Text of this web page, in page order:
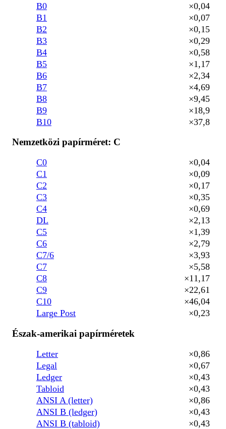
B0
×0,04
B1
×0,07
B2
×0,15
B3
×0,29
B4
×0,58
B5
×1,17
B6
×2,34
B7
×4,69
B8
×9,45
B9
×18,9
B10
×37,8
Nemzetközi papírméret: C
C0
×0,04
C1
×0,09
C2
×0,17
C3
×0,35
C4
×0,69
DL
×2,13
C5
×1,39
C6
×2,79
C7/6
×3,93
C7
×5,58
C8
×11,17
C9
×22,61
C10
×46,04
Large Post
×0,23
Észak-amerikai papírméretek
Letter
×0,86
Legal
×0,67
Ledger
×0,43
Tabloid
×0,43
ANSI A (letter)
×0,86
ANSI B (ledger)
×0,43
ANSI B (tabloid)
×0,43